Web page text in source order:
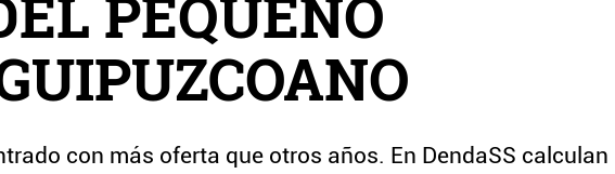
PEQUEÑO
con más oferta que otros años. En DendaSS calculan